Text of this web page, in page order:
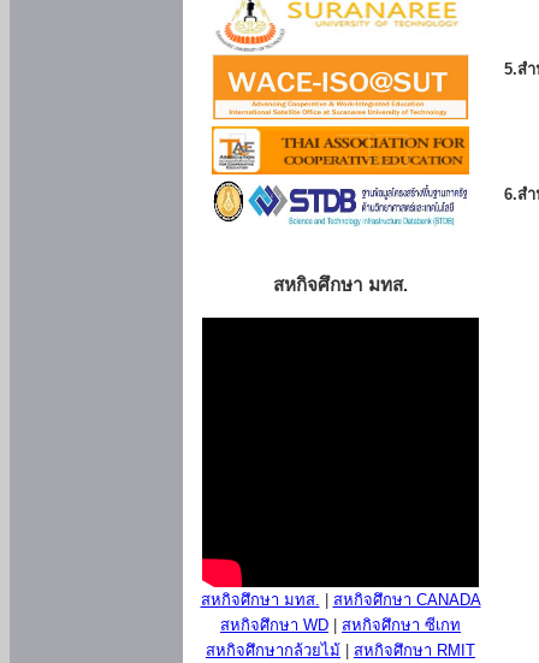
สหกิจศึกษา มทส.
สหกิจศึกษา มทส.
สหกิจศึกษา CANADA
สหกิจศึกษา WD
สหกิจศึกษา ซีเกท
สหกิจศึกษากล้วยไม้
สหกิจศึกษา RMIT
5.ส
6.ส